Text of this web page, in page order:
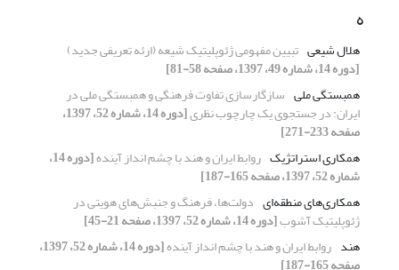
ه
هلال شیعی تبیین مفهومی ژئوپلیتیک شیعه (ارئه تعریفی جدید)
[دوره 14، شماره 49، 1397، صفحه 58-81]
همبستگی ملی سازگارسازی تفاوت فرهنگی و همبستگی ملی در
ایران: در جستجوی یک چارچوب نظری [دوره 14، شماره 52، 1397،
صفحه 233-271]
همکاری استراتژیک روابط ایران و هند با چشم انداز آینده [دوره 14،
شماره 52، 1397، صفحه 165-187]
همکاری‌های منطقه‌ای دولت‌ها، فرهنگ و جنبش‌های هویتی در
ژئوپلیتیک آشوب[دوره 14، شماره 52، 1397، صفحه 21-45]
هند روابط ایران و هند با چشم انداز آینده [دوره 14، شماره 52، 1397،
صفحه 165-187]